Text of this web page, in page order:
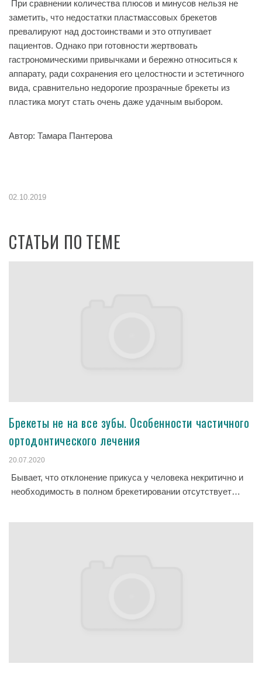
При сравнении количества плюсов и минусов нельзя не
заметить, что недостатки пластмассовых брекетов
превалируют над достоинствами и это отпугивает
пациентов. Однако при готовности жертвовать
гастрономическими привычками и бережно относиться к
аппарату, ради сохранения его целостности и эстетичного
вида, сравнительно недорогие прозрачные брекеты из
пластика могут стать очень даже удачным выбором.
Автор: Тамара Пантерова
02.10.2019
СТАТЬИ ПО ТЕМЕ
Брекеты не на все зубы. Особенности частичного
ортодонтического лечения
20.07.2020
Бывает, что отклонение прикуса у человека некритично и
необходимость в полном брекетировании отсутствует…